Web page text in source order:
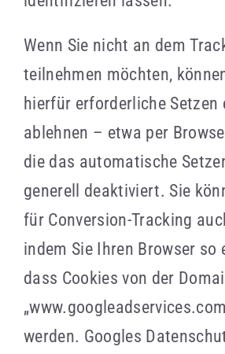
Wenn Sie nicht an dem
teilnehmen möchten,
hierfür erforderliche Setzen
ablehnen – etwa per
die das automatische
generell deaktiviert. Sie
für Conversion-Tracking
indem Sie Ihren Browser so
dass Cookies von der
werden. Googles